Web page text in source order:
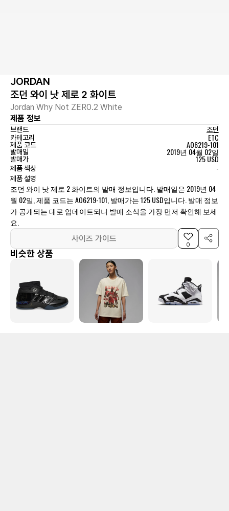
JORDAN
조던 와이 낫 제로 2 화이트
Jordan Why Not ZER0.2 White
제품 정보
브랜드
조던
카테고리
ETC
제품 코드 AO6219-101
발매일 2019년 04월 02일
발매가 125 USD
제품 색상 -
제품 설명
조던 와이 낫 제로 2 화이트의 발매 정보입니다. 발매일은 2019년 04
월 02일, 제품 코드는 AO6219-101, 발매가는 125 USD입니다. 발매 정보
가 공개되는 대로 업데이트되니 발매 소식을 가장 먼저 확인해 보세
요.
사이즈 가이드
0
비슷한 상품